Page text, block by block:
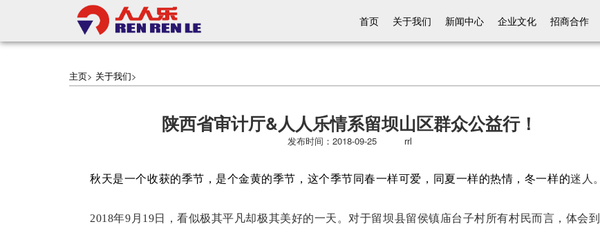
首页 关于我们 新闻中心 企业文化 招商合作
主页> 关于我们>
陕西省审计厅&人人乐情系留坝山区群众公益行！
发布时间：2018-09-25 rrl
秋天是一个收获的季节，是个金黄的季节，这个季节同春一样可爱，同夏一样的热情，冬一样的迷人。
2018年9月19日，看似极其平凡却极其美好的一天。对于留坝县留侯镇庙台子村所有村民而言，体会到